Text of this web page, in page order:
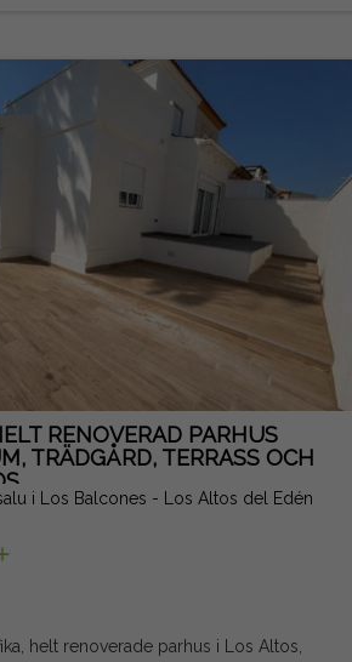
ett valfritt garageutrymme, ett
byggd
tjänster, stormarknader, restauranger,
har denna fastighet alla
att bli ditt hem vid havet eller en
potential för lönsamhet. En
njuta av oöverträffad utsikt och
Avgifter och
som ges är indikativ och inte
innehålla fel.
RENOVERAD PARHUS
TRÄDGÅRD, TERRASS OCH
i Los Balcones - Los Altos del Edén
helt renoverade parhus i Los Altos,